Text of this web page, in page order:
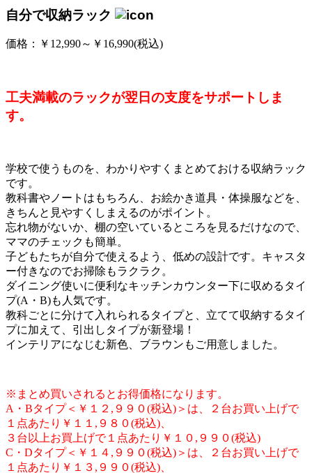
自分で収納ラック
価格：￥12,990～￥16,990(税込)
工夫満載のラックが翌日の支度をサポートしま
す。
学校で使うものを、わかりやすくまとめておける収納ラック
です。
教科書やノートはもちろん、お絵かき道具・体操服などを、
きちんと見やすくしまえるのがポイント。
忘れ物がないか、棚の空いているところを見るだけなので、
ママのチェックも簡単。
子どもたちが自分で使えるよう、低めの設計です。キャスタ
ー付きなのでお掃除もラクラク。
ダイニング使いに便利なキッチンカウンター下に収めるタイ
プ(A・B)も人気です。
教科ごとに分けて入れられるタイプと、立てて収納するタイ
プに加えて、引出しタイプが新登場！
インテリアになじむ新色、ブラウンもご用意しました。
※まとめ買いされるとお得価格になります。
A・Bタイプ＜￥１２,９９０(税込)＞は、２台お買い上げで
１点あたり￥１１,９８０(税込)、
３台以上お買上げで１点あたり￥１０,９９０(税込)
C・Dタイプ＜￥１４,９９０(税込)＞は、２台お買い上げで
１点あたり￥１３,９９０(税込)、